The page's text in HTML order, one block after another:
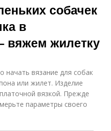
собачек
в
вяжем жилетку
начать вязание для собак
или жилет. Изделие
вязкой. Прежде
параметры своего